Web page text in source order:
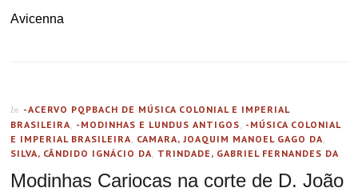
Avicenna
In -ACERVO PQPBACH DE MÚSICA COLONIAL E IMPERIAL
BRASILEIRA -MODINHAS E LUNDUS ANTIGOS -MÚSICA COLONIAL
E IMPERIAL BRASILEIRA CAMARA, JOAQUIM MANOEL GAGO DA
SILVA, CÂNDIDO IGNÁCIO DA TRINDADE, GABRIEL FERNANDES DA
Modinhas Cariocas na corte de D. João